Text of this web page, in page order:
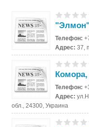
Телефон:
Адрес:37,
Телефон:
Адрес:
обл., 24300, Украина